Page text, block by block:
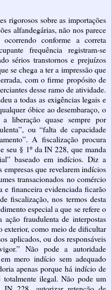
rigorosos sobre as importações
alfandegárias, não nos parece
conforme a correta
frequência registram-se
sérios transtornos e prejuízos
se chega a ter a impressão que
com o firme propósito de
desse ramo de atividade.
a todas as exigências legais e
óbice ao desembaraço, o
a liberação quase sempre por
ou “falta de capacidade
A fiscalização procura
seu § 1º da IN 228, que manda
baseado em indícios. Diz a
que revelarem indícios
transacionados no comércio
e financeira evidenciada ficarão
fiscalização, nos termos desta
especial a que se refere o
fraudulenta de interpostas
exterior, como meio de dificultar
aplicados, ou dos responsáveis
Não pode a autoridade
mero indício sem adequado
apenas porque há indício de
totalmente ilegal. Não pode um